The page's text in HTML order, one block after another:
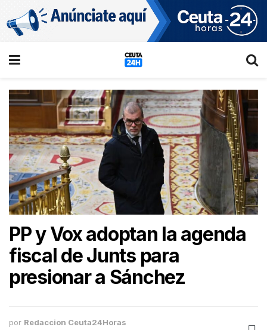
PP y Vox adoptan la agenda
fiscal de Junts para
presionar a Sánchez
por Redaccion Ceuta24Horas